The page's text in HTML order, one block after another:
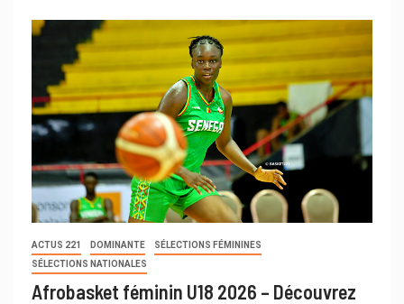
ACTUS 221 DOMINANTE
SÉLECTIONS FÉMININES
SÉLECTIONS NATIONALES
Afrobasket féminin U18 2026 – Découvrez